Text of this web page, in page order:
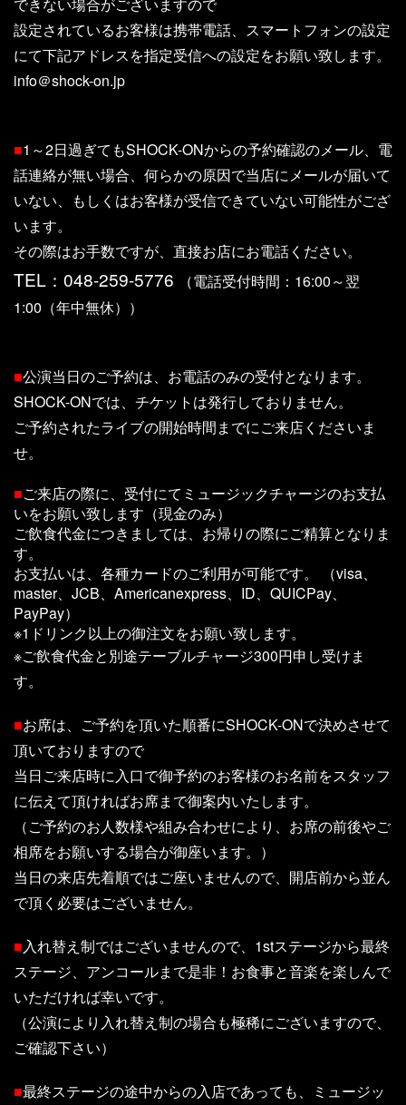
設定されているお客様は携帯電話、スマートフォンの設定
にて下記アドレスを指定受信への設定をお願い致します。
info＠shock-on.jp
■1～2日過ぎてもSHOCK-ONからの予約確認のメール、電
話連絡が無い場合、何らかの原因で当店にメールが届いて
いない、もしくはお客様が受信できていない可能性がござ
います。
その際はお手数ですが、直接お店にお電話ください。
TEL：048-259-5776
（電話受付時間：16:00～翌
1:00（年中無休））
■公演当日のご予約は、お電話のみの受付となります。
SHOCK-ONでは、チケットは発行しておりません。
ご予約されたライブの開始時間までにご来店くださいま
せ。
■ご来店の際に、受付にてミュージックチャージのお支払
いをお願い致します（現金のみ）
ご飲食代金につきましては、お帰りの際にご精算となりま
す。
お支払いは、各種カードのご利用が可能です。 （visa、
master、JCB、Americanexpress、ID、QUICPay、
PayPay）
※1ドリンク以上の御注文をお願い致します。
※ご飲食代金と別途テーブルチャージ300円申し受けま
す。
■お席は、ご予約を頂いた順番にSHOCK-ONで決めさせて
頂いておりますので
当日ご来店時に入口で御予約のお客様のお名前をスタッフ
に伝えて頂ければお席まで御案内いたします。
（ご予約のお人数様や組み合わせにより、お席の前後やご
相席をお願いする場合が御座います。）
当日の来店先着順ではご座いませんので、開店前から並ん
で頂く必要はございません。
■入れ替え制ではございませんので、1stステージから最終
ステージ、アンコールまで是非！お食事と音楽を楽しんで
いただければ幸いです。
（公演により入れ替え制の場合も極稀にございますので、
ご確認下さい）
■最終ステージの途中からの入店であっても、ミュージッ